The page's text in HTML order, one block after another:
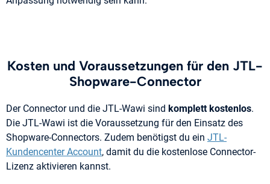
Kosten und Voraussetzungen für den JTL-
Shopware-Connector
Der Connector und die JTL-Wawi sind komplett kostenlos.
Die JTL-Wawi ist die Voraussetzung für den Einsatz des
Shopware-Connectors. Zudem benötigst du ein JTL-
Kundencenter Account, damit du die kostenlose Connector-
Lizenz aktivieren kannst.